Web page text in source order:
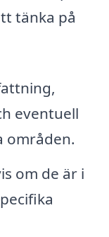
tänka på
eventuell
områden.
om de är i